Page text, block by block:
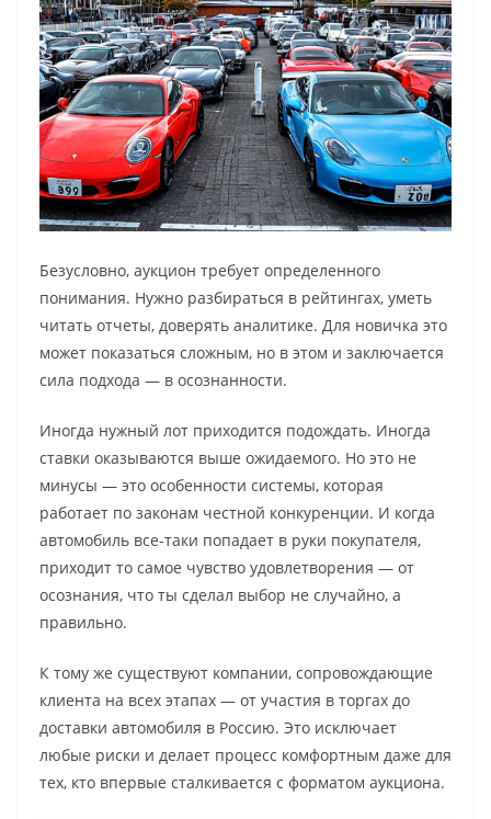
Безусловно, аукцион требует определенного
понимания. Нужно разбираться в рейтингах, уметь
читать отчеты, доверять аналитике. Для новичка это
может показаться сложным, но в этом и заключается
сила подхода — в осознанности.
Иногда нужный лот приходится подождать. Иногда
ставки оказываются выше ожидаемого. Но это не
минусы — это особенности системы, которая
работает по законам честной конкуренции. И когда
автомобиль все-таки попадает в руки покупателя,
приходит то самое чувство удовлетворения — от
осознания, что ты сделал выбор не случайно, а
правильно.
К тому же существуют компании, сопровождающие
клиента на всех этапах — от участия в торгах до
доставки автомобиля в Россию. Это исключает
любые риски и делает процесс комфортным даже для
тех, кто впервые сталкивается с форматом аукциона.